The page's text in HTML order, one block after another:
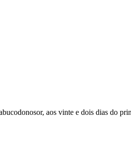
aos vinte e dois dias do